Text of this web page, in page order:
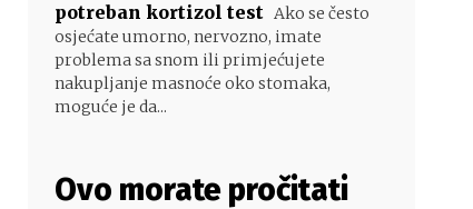
potreban kortizol test Ako se često
osjećate umorno, nervozno, imate
problema sa snom ili primjećujete
nakupljanje masnoće oko stomaka,
moguće je da...
Ovo morate pročitati